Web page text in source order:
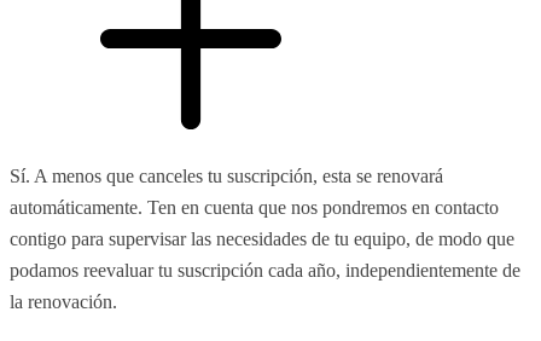
Sí. A menos que canceles tu suscripción, esta se renovará
automáticamente. Ten en cuenta que nos pondremos en contacto
contigo para supervisar las necesidades de tu equipo, de modo que
podamos reevaluar tu suscripción cada año, independientemente de
la renovación.